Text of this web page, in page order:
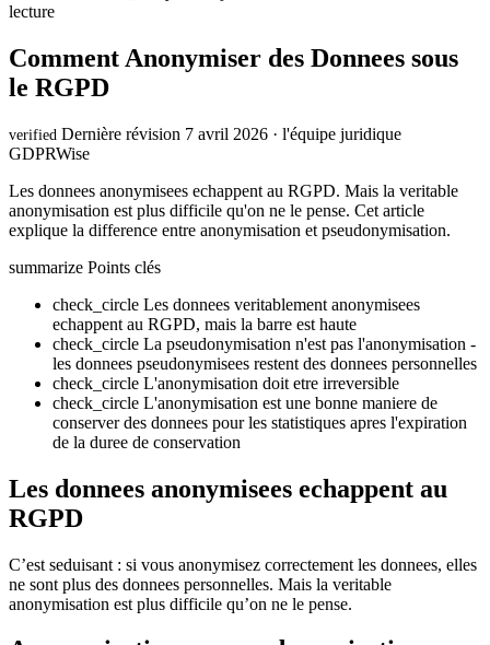
lecture
Comment Anonymiser des Donnees sous
le RGPD
verified Dernière révision 7 avril 2026 · l'équipe juridique
GDPRWise
Les donnees anonymisees echappent au RGPD. Mais la veritable
anonymisation est plus difficile qu'on ne le pense. Cet article
explique la difference entre anonymisation et pseudonymisation.
summarize Points clés
check_circle Les donnees veritablement anonymisees
echappent au RGPD, mais la barre est haute
check_circle La pseudonymisation n'est pas l'anonymisation -
les donnees pseudonymisees restent des donnees personnelles
check_circle L'anonymisation doit etre irreversible
check_circle L'anonymisation est une bonne maniere de
conserver des donnees pour les statistiques apres l'expiration
de la duree de conservation
Les donnees anonymisees echappent au
RGPD
C’est seduisant : si vous anonymisez correctement les donnees, elles
ne sont plus des donnees personnelles. Mais la veritable
anonymisation est plus difficile qu’on ne le pense.